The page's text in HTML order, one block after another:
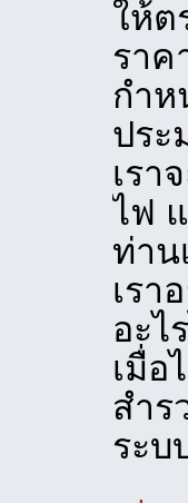
ให้ต
ราค
กำ
ประ
เรา
ไฟ
ท่าน
เรา
อะไ
เมื่อ
สำร
ระ